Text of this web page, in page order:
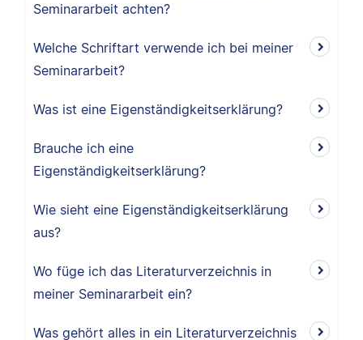
Seminararbeit achten?
Welche Schriftart verwende ich bei meiner
Seminararbeit?
Was ist eine Eigenständigkeitserklärung?
Brauche ich eine
Eigenständigkeitserklärung?
Wie sieht eine Eigenständigkeitserklärung
aus?
Wo füge ich das Literaturverzeichnis in
meiner Seminararbeit ein?
Was gehört alles in ein Literaturverzeichnis